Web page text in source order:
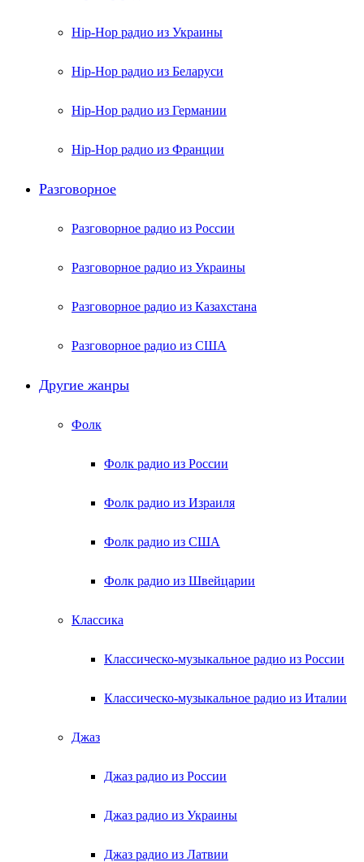
Hip-Hop радио из Украины
Hip-Hop радио из Беларуси
Hip-Hop радио из Германии
Hip-Hop радио из Франции
Разговорное
Разговорное радио из России
Разговорное радио из Украины
Разговорное радио из Казахстана
Разговорное радио из США
Другие жанры
Фолк
Фолк радио из России
Фолк радио из Израиля
Фолк радио из США
Фолк радио из Швейцарии
Классика
Классическо-музыкальное радио из России
Классическо-музыкальное радио из Италии
Джаз
Джаз радио из России
Джаз радио из Украины
Джаз радио из Латвии